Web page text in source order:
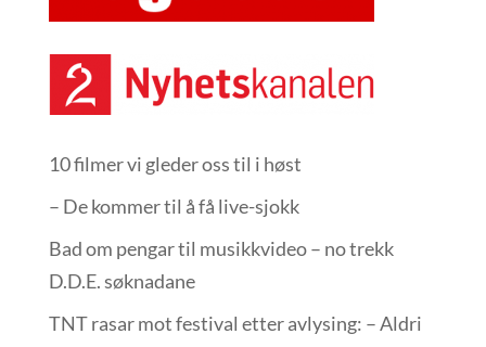
10 filmer vi gleder oss til i høst
– De kommer til å få live-sjokk
Bad om pengar til musikkvideo – no trekk
D.D.E. søknadane
TNT rasar mot festival etter avlysing: – Aldri